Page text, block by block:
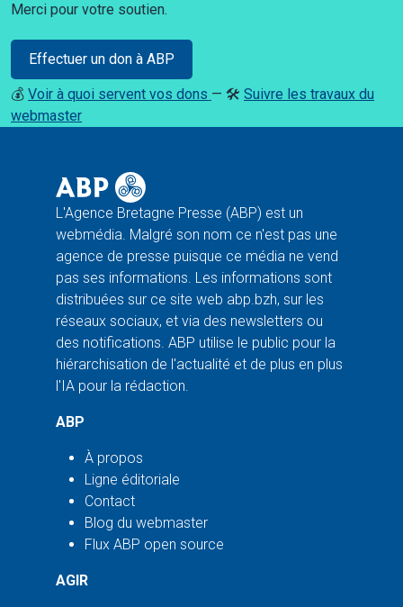
Merci pour votre soutien.
Effectuer un don à ABP
💰 Voir à quoi servent vos dons — 🛠️ Suivre les travaux du
webmaster
L'Agence Bretagne Presse (ABP) est un
webmédia. Malgré son nom ce n'est pas une
agence de presse puisque ce média ne vend
pas ses informations. Les informations sont
distribuées sur ce site web abp.bzh, sur les
réseaux sociaux, et via des newsletters ou
des notifications. ABP utilise le public pour la
hiérarchisation de l'actualité et de plus en plus
l'IA pour la rédaction.
ABP
À propos
Ligne éditoriale
Contact
Blog du webmaster
Flux ABP open source
AGIR